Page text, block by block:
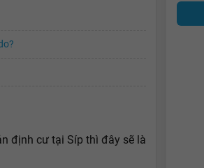
định cư tại Síp thì đây sẽ là